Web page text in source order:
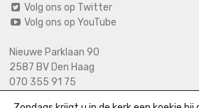
Volg ons op Twitter
Volg ons op YouTube
Nieuwe Parklaan 90
2587 BV Den Haag
070 355 91 75
06 2125 2720 (bij calamiteiten)